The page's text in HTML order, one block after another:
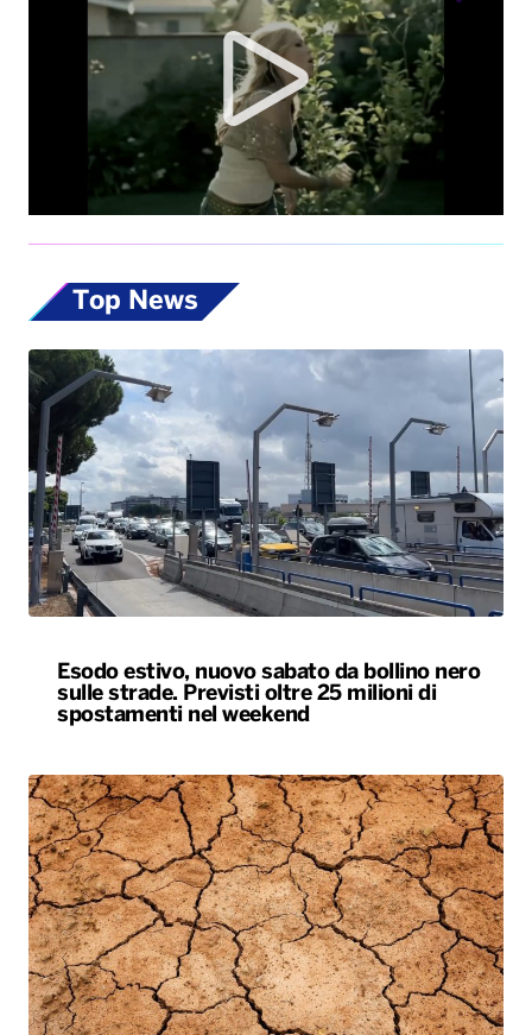
Top News
Esodo estivo, nuovo sabato da bollino nero
sulle strade. Previsti oltre 25 milioni di
spostamenti nel weekend